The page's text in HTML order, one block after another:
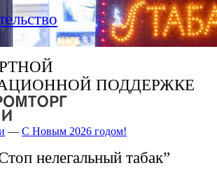
ПОДДЕРЖКЕ
— С Новым 2026 годом!
нелегальный табак”